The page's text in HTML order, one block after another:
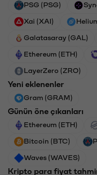
PSG (PSG)
Xai (XAI)
Galatasaray (GAL)
Ethereum (ETH)
LayerZero (ZRO)
Yeni eklenenler
Gram (GRAM)
Günün öne çıkanları
Ethereum (ETH)
Bitcoin (BTC)
Waves (WAVES)
Kripto para fiyat